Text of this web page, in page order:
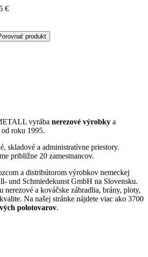
€
produkt
vyrába nerezové výrobky a
roku 1995.
skladové a administratívne priestory.
približne 20 zamestnancov.
a distribútorom výrobkov nemeckej
und Schmiedekunst GmbH na Slovensku.
nerezové a kováčske zábradlia, brány, ploty,
Na našej stránke nájdete viac ako 3700
polotovarov.